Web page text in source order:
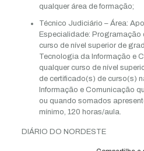
qualquer área de formação;
Técnico Judiciário – Área:
Especialidade: Programação
curso de nível superior de
Tecnologia da Informação e
qualquer curso de nível
de certificado(s) de curso(s)
Informação e Comunicação
ou quando somados
mínimo, 120 horas/aula.
DIÁRIO DO NORDESTE